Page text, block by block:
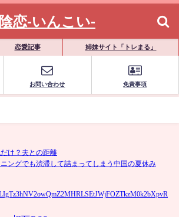
陰恋-いんこい-
恋愛記事 姉妹サイト「トレまる」
お問い合わせ 免責事項